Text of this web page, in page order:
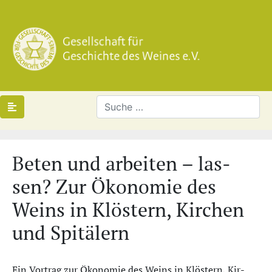
Be­ten und ar­bei­ten – las­
sen? Zur Öko­no­mie des
Weins in Klös­tern, Kir­chen
und Spi­tä­lern